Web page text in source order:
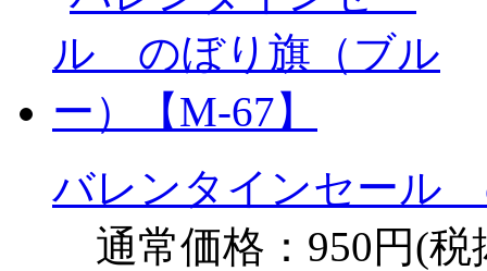
バレンタインセール
通常価格：950円(税